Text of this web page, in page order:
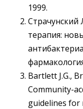
1999.
Страчунский
терапия:
Bartlett J.G.,
Community-
guidelines for